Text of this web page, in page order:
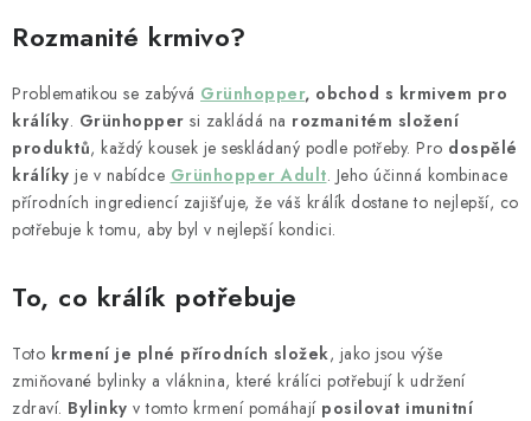
Moje objednávka Dárkový poukaz
Hodnocení obchodu
Napište nám
Rozmanité krmivo?
Problematikou se zabývá Grünhopper, obchod s krmivem pro
králíky. Grünhopper si zakládá na rozmanitém složení
produktů, každý kousek je seskládaný podle potřeby. Pro dospělé
králíky je v nabídce Grünhopper Adult. Jeho účinná kombinace
přírodních ingrediencí zajišťuje, že váš králík dostane to nejlepší, co
potřebuje k tomu, aby byl v nejlepší kondici.
To, co králík potřebuje
Toto krmení je plné přírodních složek, jako jsou výše
zmiňované bylinky a vláknina, které králíci potřebují k udržení
zdraví. Bylinky v tomto krmení pomáhají posilovat imunitní